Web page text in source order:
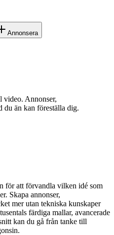
Annonsera
video. Annonser,
du än kan föreställa dig.
för att förvandla vilken idé som
Skapa annonser,
mer utan tekniska kunskaper
färdiga mallar, avancerade
kan du gå från tanke till